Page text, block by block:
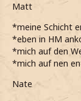
Matt
*meine Schicht
*eben in HM
*mich auf den
*mich auf nen
Nate